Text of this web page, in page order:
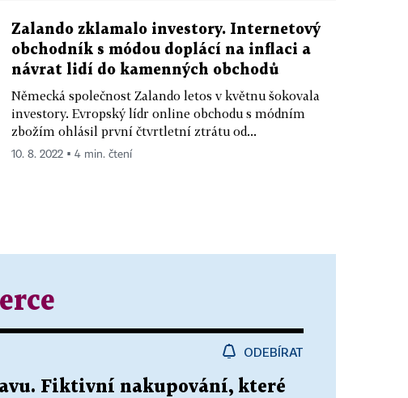
Zalando zklamalo investory. Internetový
obchodník s módou doplácí na inflaci a
návrat lidí do kamenných obchodů
Německá společnost Zalando letos v květnu šokovala
investory. Evropský lídr online obchodu s módním
zbožím ohlásil první čtvrtletní ztrátu od...
10. 8. 2022 ▪ 4 min. čtení
ODEBÍRAT
Fiktivní nakupování, které